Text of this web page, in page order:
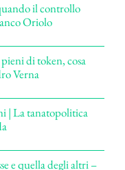
il controllo
Oriolo
di token, cosa
Verna
| La tanatopolitica
e quella degli altri –